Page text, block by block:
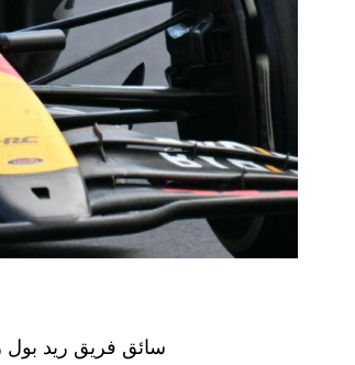
سائق فريق ريد بول